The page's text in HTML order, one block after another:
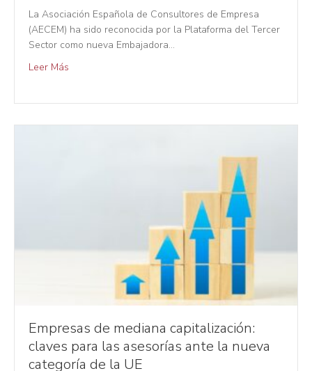
La Asociación Española de Consultores de Empresa
(AECEM) ha sido reconocida por la Plataforma del Tercer
Sector como nueva Embajadora…
Leer Más
Empresas de mediana capitalización:
claves para las asesorías ante la nueva
categoría de la UE